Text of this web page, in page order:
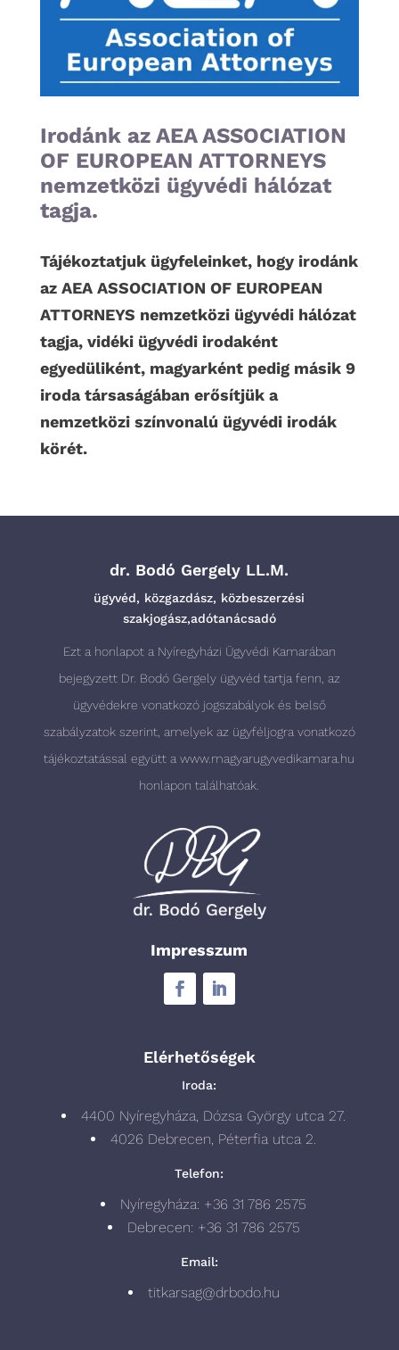
Irodánk az AEA ASSOCIATION
OF EUROPEAN ATTORNEYS
nemzetközi ügyvédi hálózat
tagja.
Tájékoztatjuk ügyfeleinket, hogy irodánk
az AEA ASSOCIATION OF EUROPEAN
ATTORNEYS nemzetközi ügyvédi hálózat
tagja, vidéki ügyvédi irodaként
egyedüliként, magyarként pedig másik 9
iroda társaságában erősítjük a
nemzetközi színvonalú ügyvédi irodák
körét.
dr. Bodó Gergely LL.M.
ügyvéd, közgazdász, közbeszerzési
szakjogász,adótanácsadó
Ezt a honlapot a Nyíregyházi Ügyvédi Kamarában
bejegyzett Dr. Bodó Gergely ügyvéd tartja fenn, az
ügyvédekre vonatkozó jogszabályok és belső
szabályzatok szerint, amelyek az ügyféljogra vonatkozó
tájékoztatással együtt awww.magyarugyvedikamara.hu
honlapon találhatóak.
Impresszum
Elérhetőségek
Iroda:
4400 Nyíregyháza, Dózsa György utca 27.
4026 Debrecen, Péterfia utca 2.
Telefon:
Nyíregyháza: +36 31 786 2575
Debrecen: +36 31 786 2575
Email:
titkarsag@drbodo.hu